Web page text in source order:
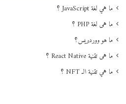
ما هي لغة JavaScript ؟
ما هى لغة PHP ؟
ما هو ووردبريس؟
ما هى تقنية React Native ؟
ما هي تقنية الـ NFT ؟